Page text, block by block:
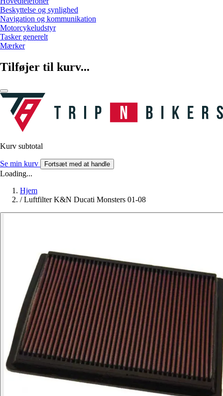
Beskyttelse og synlighed
Navigation og kommunikation
Motorcykeludstyr
Tasker generelt
Mærker
Tilføjer til kurv...
Kurv subtotal
Se min kurv Fortsæt med at handle
Loading...
Hjem
/ Luftfilter K&N Ducati Monsters 01-08